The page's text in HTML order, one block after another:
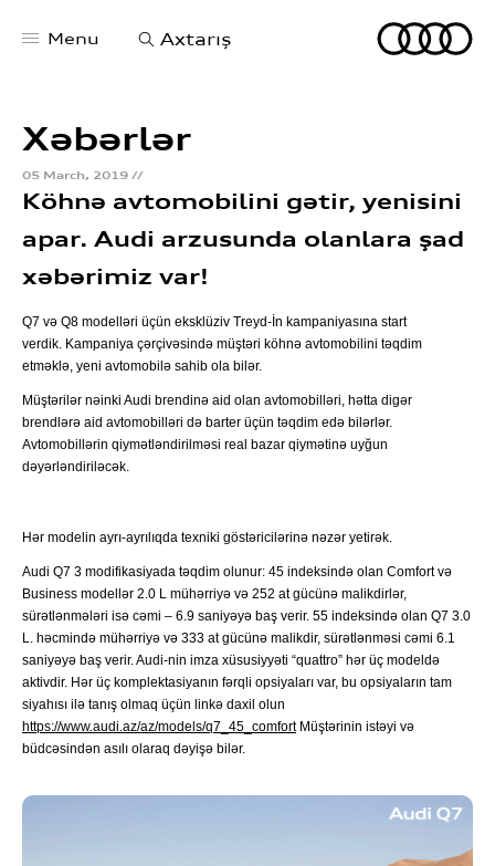
Menu Axtarış
Audi Bakı Mərkəzi
Xəbərlər
Test Drive yazılın
Bizimlə əlaqə
Xəbərlər
05 March, 2019 //
Köhnə avtomobilini gətir, yenisini
apar. Audi arzusunda olanlara şad
xəbərimiz var!
Q7 və Q8 modelləri üçün eksklüziv Treyd-İn kampaniyasına start
verdik. Kampaniya çərçivəsində müştəri köhnə avtomobilini təqdim
etməklə, yeni avtomobilə sahib ola bilər.
Müştərilər nəinki Audi brendinə aid olan avtomobilləri, hətta digər
brendlərə aid avtomobilləri də barter üçün təqdim edə bilərlər.
Avtomobillərin qiymətləndirilməsi real bazar qiymətinə uyğun
dəyərləndiriləcək.
Hər modelin ayrı-ayrılıqda texniki göstəricilərinə nəzər yetirək.
Audi Q7 3 modifikasiyada təqdim olunur: 45 indeksində olan Comfort və
Business modellər 2.0 L mühərriyə və 252 at gücünə malikdirlər,
sürətlənmələri isə cəmi – 6.9 saniyəyə baş verir. 55 indeksində olan Q7 3.0
L. həcmində mühərriyə və 333 at gücünə malikdir, sürətlənməsi cəmi 6.1
saniyəyə baş verir. Audi-nin imza xüsusiyyəti “quattro” hər üç modeldə
aktivdir. Hər üç komplektasiyanın fərqli opsiyaları var, bu opsiyaların tam
siyahısı ilə tanış olmaq üçün linkə daxil olun
https://www.audi.az/az/models/q7_45_comfortMüştərinin istəyi və
büdcəsindən asılı olaraq dəyişə bilər.